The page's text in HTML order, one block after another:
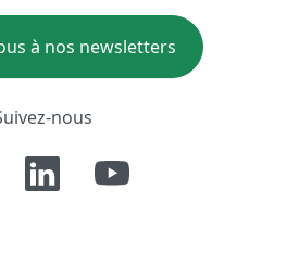
à nos newsletters
nous